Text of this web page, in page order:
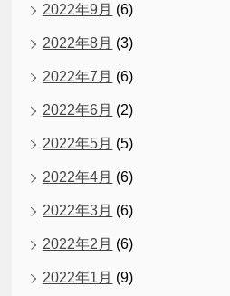
2022年9月 (6)
2022年8月 (3)
2022年7月 (6)
2022年6月 (2)
2022年5月 (5)
2022年4月 (6)
2022年3月 (6)
2022年2月 (6)
2022年1月 (9)